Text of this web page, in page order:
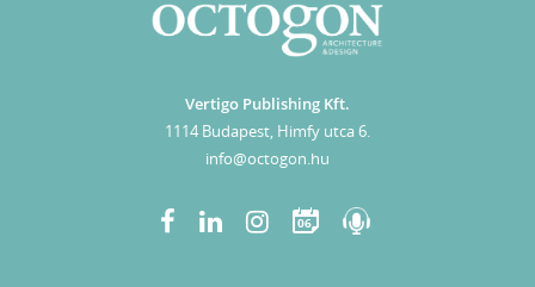
Vertigo Publishing Kft.
1114 Budapest, Himfy utca 6.
info@octogon.hu
06